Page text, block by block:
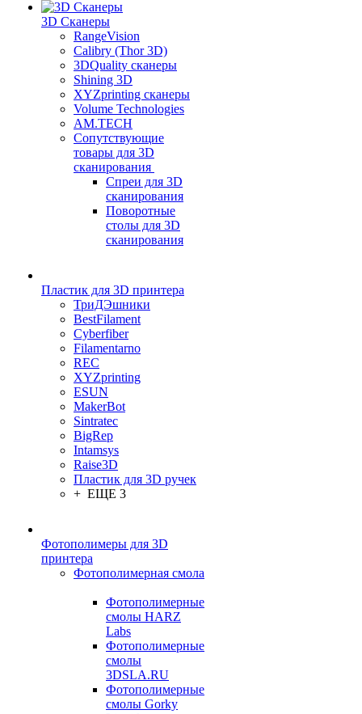
3D Сканеры
RangeVision
Calibry (Thor 3D)
3DQuality сканеры
Shining 3D
XYZprinting сканеры
Volume Technologies
AM.TECH
Сопутствующие
товары для 3D
сканирования
Спреи для 3D
сканирования
Поворотные
столы для 3D
сканирования
Пластик для 3D принтера
ТриДЭшники
BestFilament
Cyberfiber
Filamentarno
REC
XYZprinting
ESUN
MakerBot
Sintratec
BigRep
Intamsys
Raise3D
Пластик для 3D ручек
+ ЕЩЕ 3
Фотополимеры для 3D
принтера
Фотополимерная смола
Фотополимерные
смолы HARZ
Labs
Фотополимерные
смолы
3DSLA.RU
Фотополимерные
смолы Gorky